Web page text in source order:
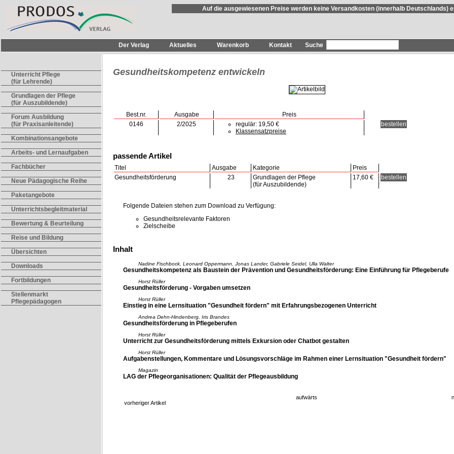
Auf die ausgewiesenen Preise werden keine Versandkosten (innerhalb Deutschlands)
Der Verlag Aktuelles Warenkorb Kontakt
Unterricht Pflege
(für Lehrende)
Grundlagen der Pflege
(für Auszubildende)
Forum Ausbildung
(für Praxisanleitende)
Kombinationsangebote
Arbeits- und Lernaufgaben
Fachbücher
Neue Pädagogische Reihe
Paketangebote
Unterrichtsbegleitmaterial
Bewertung & Beurteilung
Reise und Bildung
Übersichten
Downloads
Fortbildungen
Stellenmarkt
Pflegepädagogen
Gesundheitskompetenz entwickeln
Best.nr. Ausgabe
Preis
0146
2/2025
regulär: 19,50 €
Klassensatzpreise
bestellen
passende Artikel
Titel Ausgabe Kategorie
Preis
Gesundheitsförderung
23
Grundlagen der Pflege
(für Auszubildende)
17,60 € bestellen
Folgende Dateien stehen zum Download zu Verfügung:
Gesundheitsrelevante Faktoren
Zielscheibe
Inhalt
Nadine Fischbock, Leonard Oppermann, Jonas Lander, Gabriele Seidel, Ulla Walter
Gesundheitskompetenz als Baustein der Prävention und Gesundheitsförderung: Eine Einführung für Pflegeberufe
Horst Rüller
Gesundheitsförderung - Vorgaben umsetzen
Horst Rüller
Einstieg in eine Lernsituation "Gesundheit fördern" mit Erfahrungsbezogenen Unterricht
Andrea Dehn-Hindenberg, Iris Brandes
Gesundheitsförderung in Pflegeberufen
Horst Rüller
Unterricht zur Gesundheitsförderung mittels Exkursion oder Chatbot gestalten
Horst Rüller
Aufgabenstellungen, Kommentare und Lösungsvorschläge im Rahmen einer Lernsituation "Gesundheit fördern"
Magazin
LAG der Pflegeorganisationen: Qualität der Pflegeausbildung
vorheriger Artikel
aufwärts